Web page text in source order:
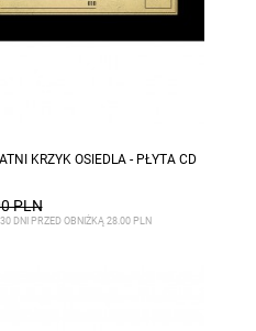
KRZYK OSIEDLA - PŁYTA CD
PLN
DNI PRZED OBNIŻKĄ 28.00 PLN